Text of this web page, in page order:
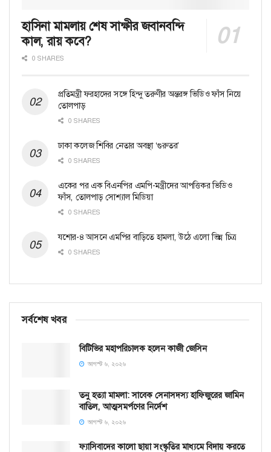
হাসিনা মামলায় শেষ সাক্ষীর জবানবন্দি
কাল, রায় কবে?
0 SHARES
প্রতিমন্ত্রী ফরহাদের সঙ্গে হিন্দু তরুণীর অন্তরঙ্গ ভিডিও ফাঁস নিয়ে
তোলপাড়
0 SHARES
ঢাকা কলেজ শিবির নেতার অবস্থা ‘গুরুতর’
0 SHARES
একের পর এক বিএনপির এমপি-মন্ত্রীদের আপত্তিকর ভিডিও
ফাঁস, তোলপাড় সোশ্যাল মিডিয়া
0 SHARES
যশোর-৪ আসনে এমপির বাড়িতে হামলা, উঠে এলো ভিন্ন চিত্র
0 SHARES
সর্বশেষ খবর
বিটিভির মহাপরিচালক হলেন কাজী জেসিন
আগস্ট ৬, ২০২৬
তনু হত্যা মামলা: সাবেক সেনাসদস্য হাফিজুরের জামিন
বাতিল, আত্মসমর্পণের নির্দেশ
আগস্ট ৬, ২০২৬
ফ্যাসিবাদের কালো ছায়া সংস্কৃতির মাধ্যমে বিদায় করতে